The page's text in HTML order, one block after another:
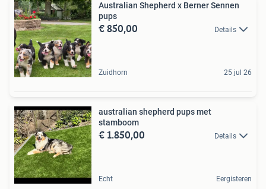
Australian Shepherd x Berner Sennen
pups
€ 850,00 Details
Zuidhorn 25 jul 26
australian shepherd pups met
stamboom
€ 1.850,00 Details
Echt Eergisteren